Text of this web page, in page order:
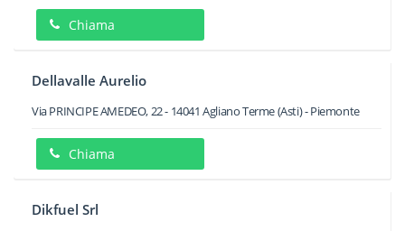
Chiama
Dellavalle Aurelio
Via PRINCIPE AMEDEO, 22- 14041 Agliano Terme(Asti) -Piemonte
Chiama
Dikfuel Srl